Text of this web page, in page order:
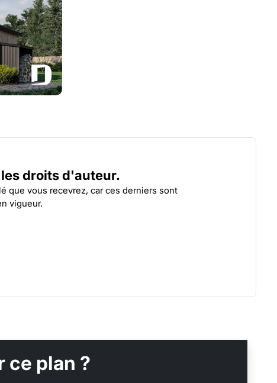
droits d'auteur.
que vous recevrez, car ces derniers sont
vigueur.
ce plan ?